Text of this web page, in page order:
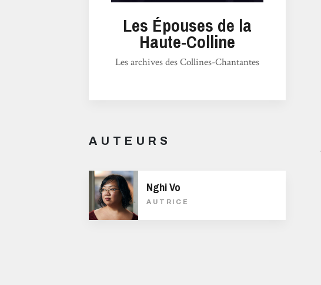
Les Épouses de la
Haute-Colline
Les archives des Collines-Chantantes
AUTEURS
Nghi Vo
AUTRICE